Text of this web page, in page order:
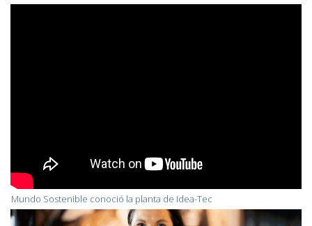
Mundo Sostenible conoció la planta de Idea-Tec